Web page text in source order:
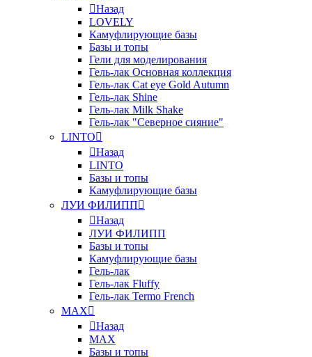
Назад
LOVELY
Камуфлирующие базы
Базы и топы
Гели для моделирования
Гель-лак Основная коллекция
Гель-лак Cat eye Gold Autumn
Гель-лак Shine
Гель-лак Milk Shake
Гель-лак "Северное сияние"
LINTO
Назад
LINTO
Базы и топы
Камуфлирующие базы
ЛУИ ФИЛИПП
Назад
ЛУИ ФИЛИПП
Базы и топы
Камуфлирующие базы
Гель-лак
Гель-лак Fluffy
Гель-лак Termo French
MAX
Назад
MAX
Базы и топы